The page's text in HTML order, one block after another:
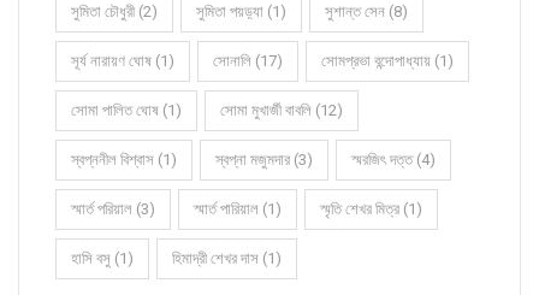
সুমিতা চৌধুরী (2) সুমিতা পয়ড়্যা (1) সুশান্ত সেন (8)
সূর্য নারায়ণ ঘোষ (1) সোনালি (17) সোমপ্রভা বন্দোপাধ্যায় (1)
সোমা পালিত ঘোষ (1) সোমা মুখার্জী বাবলি (12)
স্বপ্ননীল বিশ্বাস (1) স্বপ্না মজুমদার (3) স্মরজিৎ দত্ত (4)
স্মার্ত পরিয়াল (3) স্মার্ত পারিয়াল (1) স্মৃতি শেখর মিত্র (1)
হাসি বসু (1) হিমাদ্রী শেখর দাস (1)